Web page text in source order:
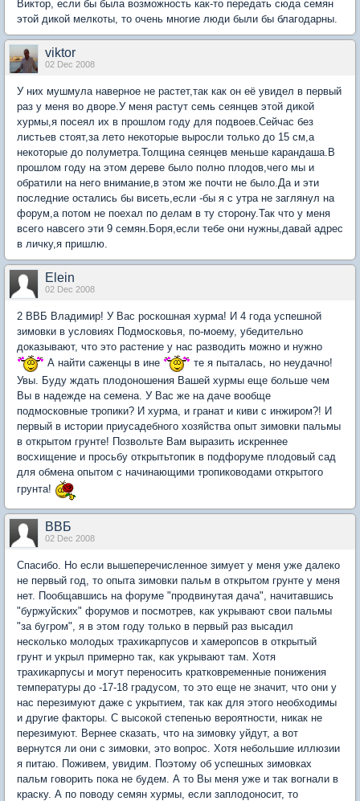
Виктор, если бы была возможность как-то передать сюда семян
этой дикой мелкоты, то очень многие люди были бы благодарны.
viktor
02 Dec 2008
У них мушмула наверное не растет,так как он её увидел в первый
раз у меня во дворе.У меня растут семь сеянцев этой дикой
хурмы,я посеял их в прошлом году для подвоев.Сейчас без
листьев стоят,за лето некоторые выросли только до 15 см,а
некоторые до полуметра.Толщина сеянцев меньше карандаша.В
прошлом году на этом дереве было полно плодов,чего мы и
обратили на него внимание,в этом же почти не было.Да и эти
последние остались бы висеть,если -бы я с утра не заглянул на
форум,а потом не поехал по делам в ту сторону.Так что у меня
всего навсего эти 9 семян.Боря,если тебе они нужны,давай адрес
в личку,я пришлю.
Elein
02 Dec 2008
2 ВВБ Владимир! У Вас роскошная хурма! И 4 года успешной
зимовки в условиях Подмосковья, по-моему, убедительно
доказывают, что это растение у нас разводить можно и нужно
А найти саженцы в ине
те я пыталась, но неудачно!
Увы. Буду ждать плодоношения Вашей хурмы еще больше чем
Вы в надежде на семена. У Вас же на даче вообще
подмосковные тропики? И хурма, и гранат и киви с инжиром?! И
первый в истории приусадебного хозяйства опыт зимовки пальмы
в открытом грунте! Позвольте Вам выразить искреннее
восхищение и просьбу открытьтопик в подфоруме плодовый сад
для обмена опытом с начинающими тропиководами открытого
грунта!
ВВБ
02 Dec 2008
Спасибо. Но если вышеперечисленное зимует у меня уже далеко
не первый год, то опыта зимовки пальм в открытом грунте у меня
нет. Пообщавшись на форуме "продвинутая дача", начитавшись
"буржуйских" форумов и посмотрев, как укрывают свои пальмы
"за бугром", я в этом году только в первый раз высадил
несколько молодых трахикарпусов и хамеропсов в открытый
грунт и укрыл примерно так, как укрывают там. Хотя
трахикарпусы и могут переносить кратковременные понижения
температуры до -17-18 градусом, то это еще не значит, что они у
нас перезимуют даже с укрытием, так как для этого необходимы
и другие факторы. С высокой степенью вероятности, никак не
перезимуют. Вернее сказать, что на зимовку уйдут, а вот
вернутся ли они с зимовки, это вопрос. Хотя небольшие иллюзии
я питаю. Поживем, увидим. Поэтому об успешных зимовках
пальм говорить пока не будем. А то Вы меня уже и так вогнали в
краску. А по поводу семян хурмы, если заплодоносит, то